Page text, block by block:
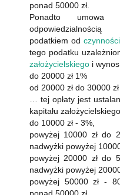
ponad 50000 zł.
Ponadto umowa
odpowiedzialnością
podatkiem od
tego podatku
założycielskiego i
do 20000 zł 1%
od 20000 zł do 30000
… tej opłaty jest
kapitału
do 10000 zł - 3%,
powyżej 10000 zł do
nadwyżki powyżej 10000
powyżej 20000 zł do
nadwyżki powyżej 20000
powyżej 50000 zł -